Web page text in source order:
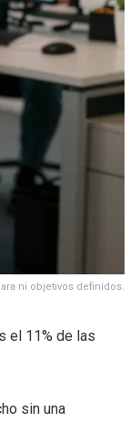
ni objetivos definidos.
el 11% de las
sin una